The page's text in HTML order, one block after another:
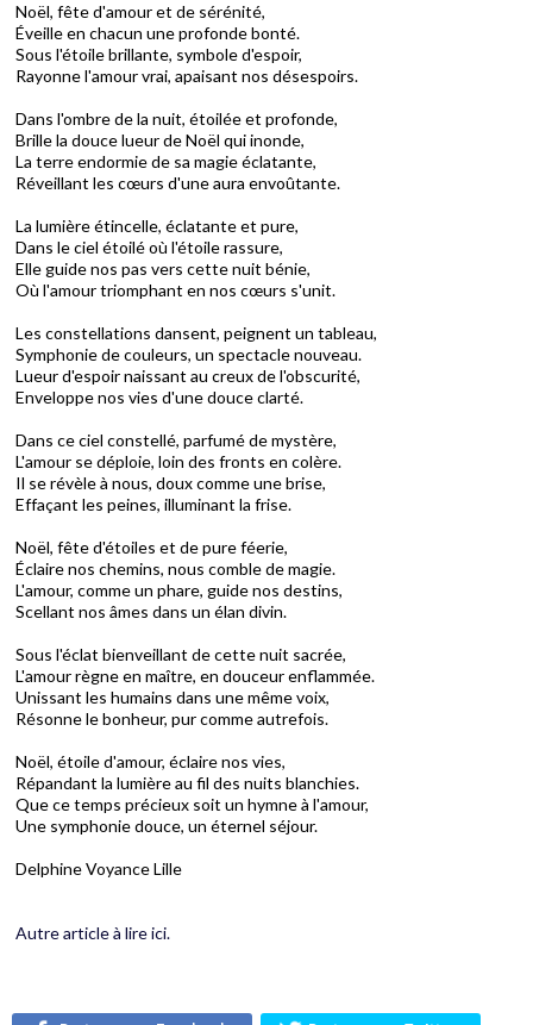
Noël, fête d'amour et de sérénité,
Éveille en chacun une profonde bonté.
Sous l'étoile brillante, symbole d'espoir,
Rayonne l'amour vrai, apaisant nos désespoirs.
Dans l'ombre de la nuit, étoilée et profonde,
Brille la douce lueur de Noël qui inonde,
La terre endormie de sa magie éclatante,
Réveillant les cœurs d'une aura envoûtante.
La lumière étincelle, éclatante et pure,
Dans le ciel étoilé où l'étoile rassure,
Elle guide nos pas vers cette nuit bénie,
Où l'amour triomphant en nos cœurs s'unit.
Les constellations dansent, peignent un tableau,
Symphonie de couleurs, un spectacle nouveau.
Lueur d'espoir naissant au creux de l'obscurité,
Enveloppe nos vies d'une douce clarté.
Dans ce ciel constellé, parfumé de mystère,
L'amour se déploie, loin des fronts en colère.
Il se révèle à nous, doux comme une brise,
Effaçant les peines, illuminant la frise.
Noël, fête d'étoiles et de pure féerie,
Éclaire nos chemins, nous comble de magie.
L'amour, comme un phare, guide nos destins,
Scellant nos âmes dans un élan divin.
Sous l'éclat bienveillant de cette nuit sacrée,
L'amour règne en maître, en douceur enflammée.
Unissant les humains dans une même voix,
Résonne le bonheur, pur comme autrefois.
Noël, étoile d'amour, éclaire nos vies,
Répandant la lumière au fil des nuits blanchies.
Que ce temps précieux soit un hymne à l'amour,
Une symphonie douce, un éternel séjour.
Delphine Voyance Lille
Autre article à lire ici.